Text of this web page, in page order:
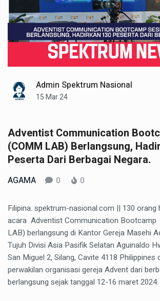
Admin Spektrum Nasional
15 Mar 24
Adventist Communication
(COMM LAB) Berlangsung,
Peserta Dari Berbagai Negara.
AGAMA 0 0
Filipina. spektrum-nasional.com || 130 orang
acara Adventist Communication Bootcamp
LAB) berlangsung di Kantor Gereja Masehi
Tujuh Divisi Asia Pasifik Selatan Aguinaldo
San Miguel 2, Silang, Cavite 4118 Philippines
perwakilan organisasi gereja Advent dari
berlangsung sejak tanggal 12-16 maret 2024.